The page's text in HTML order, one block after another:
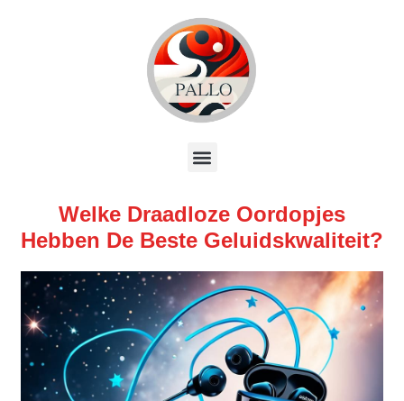
Welke Draadloze Oordopjes
Hebben De Beste Geluidskwaliteit?